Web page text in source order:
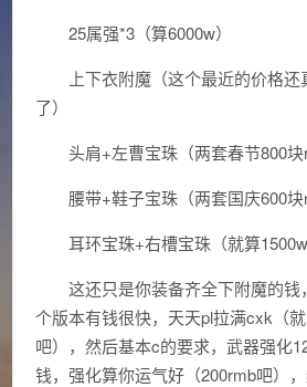
25属强*3（算6000w）
上下衣附魔（这个最近的价格
了）
头肩+左曹宝珠（两套春节800块
腰带+鞋子宝珠（两套国庆600块
耳环宝珠+右槽宝珠（就算1500w
这还只是你装备齐全下附魔的
个版本有钱很快，天天pl拉满cxk（
吧），然后基本c的要求，武器强化
钱，强化算你运气好（200rmb吧）